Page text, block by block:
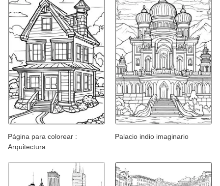
Página para colorear :
Arquitectura
Palacio indio imaginario